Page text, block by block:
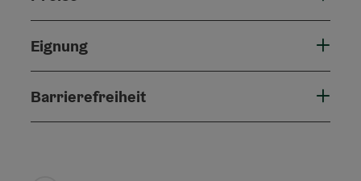
Eignung
Barrierefreiheit